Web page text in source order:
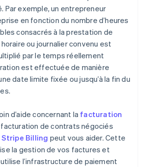
Par exemple, un entrepreneur
en fonction du nombre d’heures
consacrés à la prestation de
ou journalier convenu est
par le temps réellement
est effectuée de manière
date limite fixée ou jusqu’à la fin du
d’aide concernant la facturation
facturation de contrats négociés
Stripe Billing peut vous aider. Cette
la gestion de vos factures et
l’infrastructure de paiement